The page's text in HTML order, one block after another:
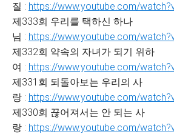
질 : https://www.youtube.com/
제333회 우리를 택하신 하나
님 : https://www.youtube.com/
제332회 약속의 자녀가 되기 위하
여 : https://www.youtube.com/
제331회 되돌아보는 우리의 사
랑 : https://www.youtube.com/
제330회 끊어져서는 안 되는 사
랑 : https://www.youtube.com/